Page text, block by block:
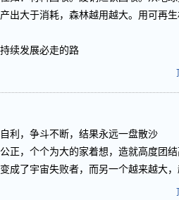
出大于消耗，森林越用越大。用可再
续发展必走的路
利，争斗不断，结果永远一盘散沙
正，个个为大的家着想，造就高度团
成了宇宙失败者，而另一个越来越大